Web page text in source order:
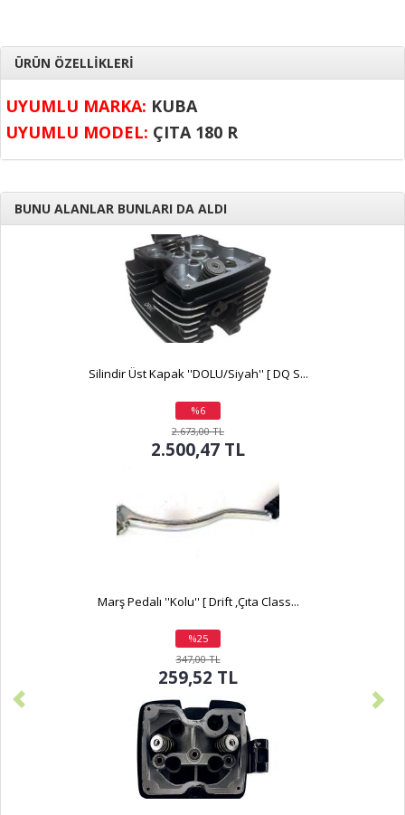
ÜRÜN ÖZELLİKLERİ
UYUMLU MARKA: KUBA
UYUMLU MODEL: ÇITA 180 R
BUNU ALANLAR BUNLARI DA ALDI
Silindir Üst Kapak ''DOLU/Siyah'' [ DQ S...
%6
indirim
2.673,00 TL
2.500,47 TL
Marş Pedalı ''Kolu'' [ Drift ,Çıta Class...
%25
indirim
347,00 TL
259,52 TL